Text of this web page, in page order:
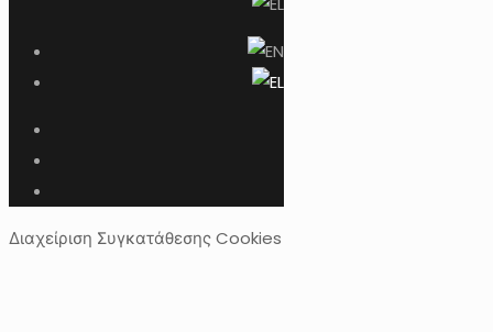
Διαχείριση Συγκατάθεσης Cookies